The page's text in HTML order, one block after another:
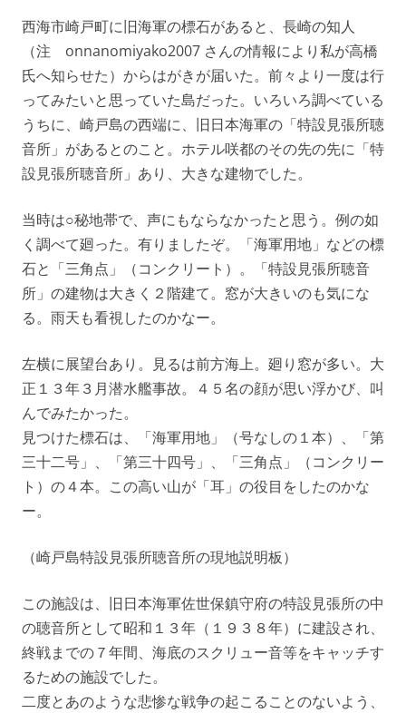
西海市崎戸町に旧海軍の標石があると、長崎の知人
（注 onnanomiyako2007 さんの情報により私が高橋
氏へ知らせた）からはがきが届いた。前々より一度は行
ってみたいと思っていた島だった。いろいろ調べている
うちに、崎戸島の西端に、旧日本海軍の「特設見張所聴
音所」があるとのこと。ホテル咲都のその先の先に「特
設見張所聴音所」あり、大きな建物でした。
当時は○秘地帯で、声にもならなかったと思う。例の如
く調べて廻った。有りましたぞ。「海軍用地」などの標
石と「三角点」（コンクリート）。「特設見張所聴音
所」の建物は大きく２階建て。窓が大きいのも気にな
る。雨天も看視したのかなー。
左横に展望台あり。見るは前方海上。廻り窓が多い。大
正１３年３月潜水艦事故。４５名の顔が思い浮かび、叫
んでみたかった。
見つけた標石は、「海軍用地」（号なしの１本）、「第
三十二号」、「第三十四号」、「三角点」（コンクリー
ト）の４本。この高い山が「耳」の役目をしたのかな
ー。
（崎戸島特設見張所聴音所の現地説明板）
この施設は、旧日本海軍佐世保鎮守府の特設見張所の中
の聴音所として昭和１３年（１９３８年）に建設され、
終戦までの７年間、海底のスクリュー音等をキャッチす
るための施設でした。
二度とあのような悲惨な戦争の起こることのないよう、